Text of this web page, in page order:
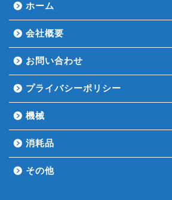
ホーム
会社概要
お問い合わせ
プライバシーポリシー
機械
消耗品
その他